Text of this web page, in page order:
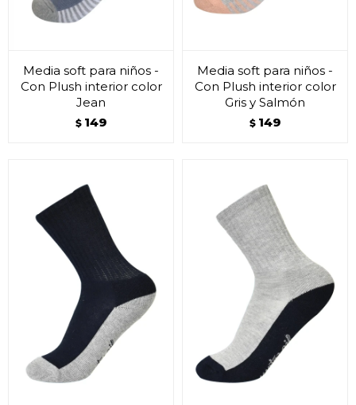
Media soft para niños -
Con Plush interior color
Jean
$ 149
Media soft para niños -
Con Plush interior color
Gris y Salmón
$ 149